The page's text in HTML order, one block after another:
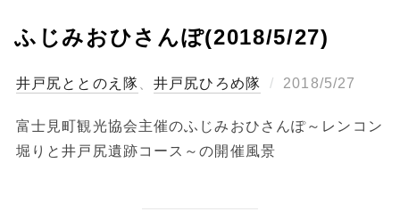
ふじみおひさんぽ(2018/5/27)
ととのえ隊 、 ひろめ隊
投
日:
2018/5/27
富士見町観光協会主催のふじみおひさんぽ～レンコン
堀りと井戸尻遺跡コース～の開催風景